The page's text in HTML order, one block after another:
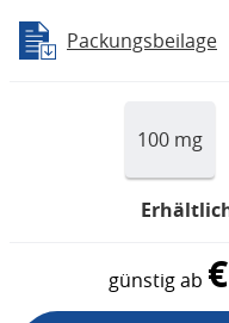
Packungsbeilage
100 mg
günstig ab